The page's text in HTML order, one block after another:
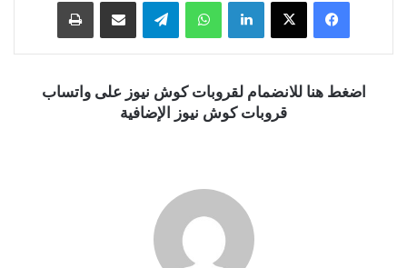
اضغط هنا للانضمام لقروبات كوش نيوز على واتساب
قروبات كوش نيوز الإضافية